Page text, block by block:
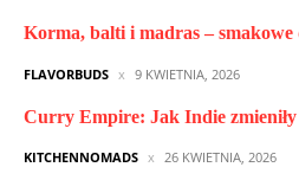
Korma, balti i madras –
FLAVORBUDS 9 KWIETNIA, 2026
Curry Empire: Jak Indie
KITCHENNOMADS 26 KWIETNIA, 2026